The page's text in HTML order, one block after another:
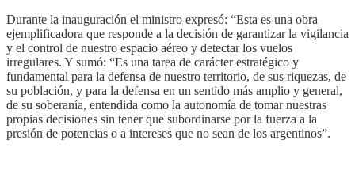
Durante la inauguración el ministro expresó: “Esta es una obra
ejemplificadora que responde a la decisión de garantizar la vigilancia
y el control de nuestro espacio aéreo y detectar los vuelos
irregulares. Y sumó: “Es una tarea de carácter estratégico y
fundamental para la defensa de nuestro territorio, de sus riquezas, de
su población, y para la defensa en un sentido más amplio y general,
de su soberanía, entendida como la autonomía de tomar nuestras
propias decisiones sin tener que subordinarse por la fuerza a la
presión de potencias o a intereses que no sean de los argentinos”.